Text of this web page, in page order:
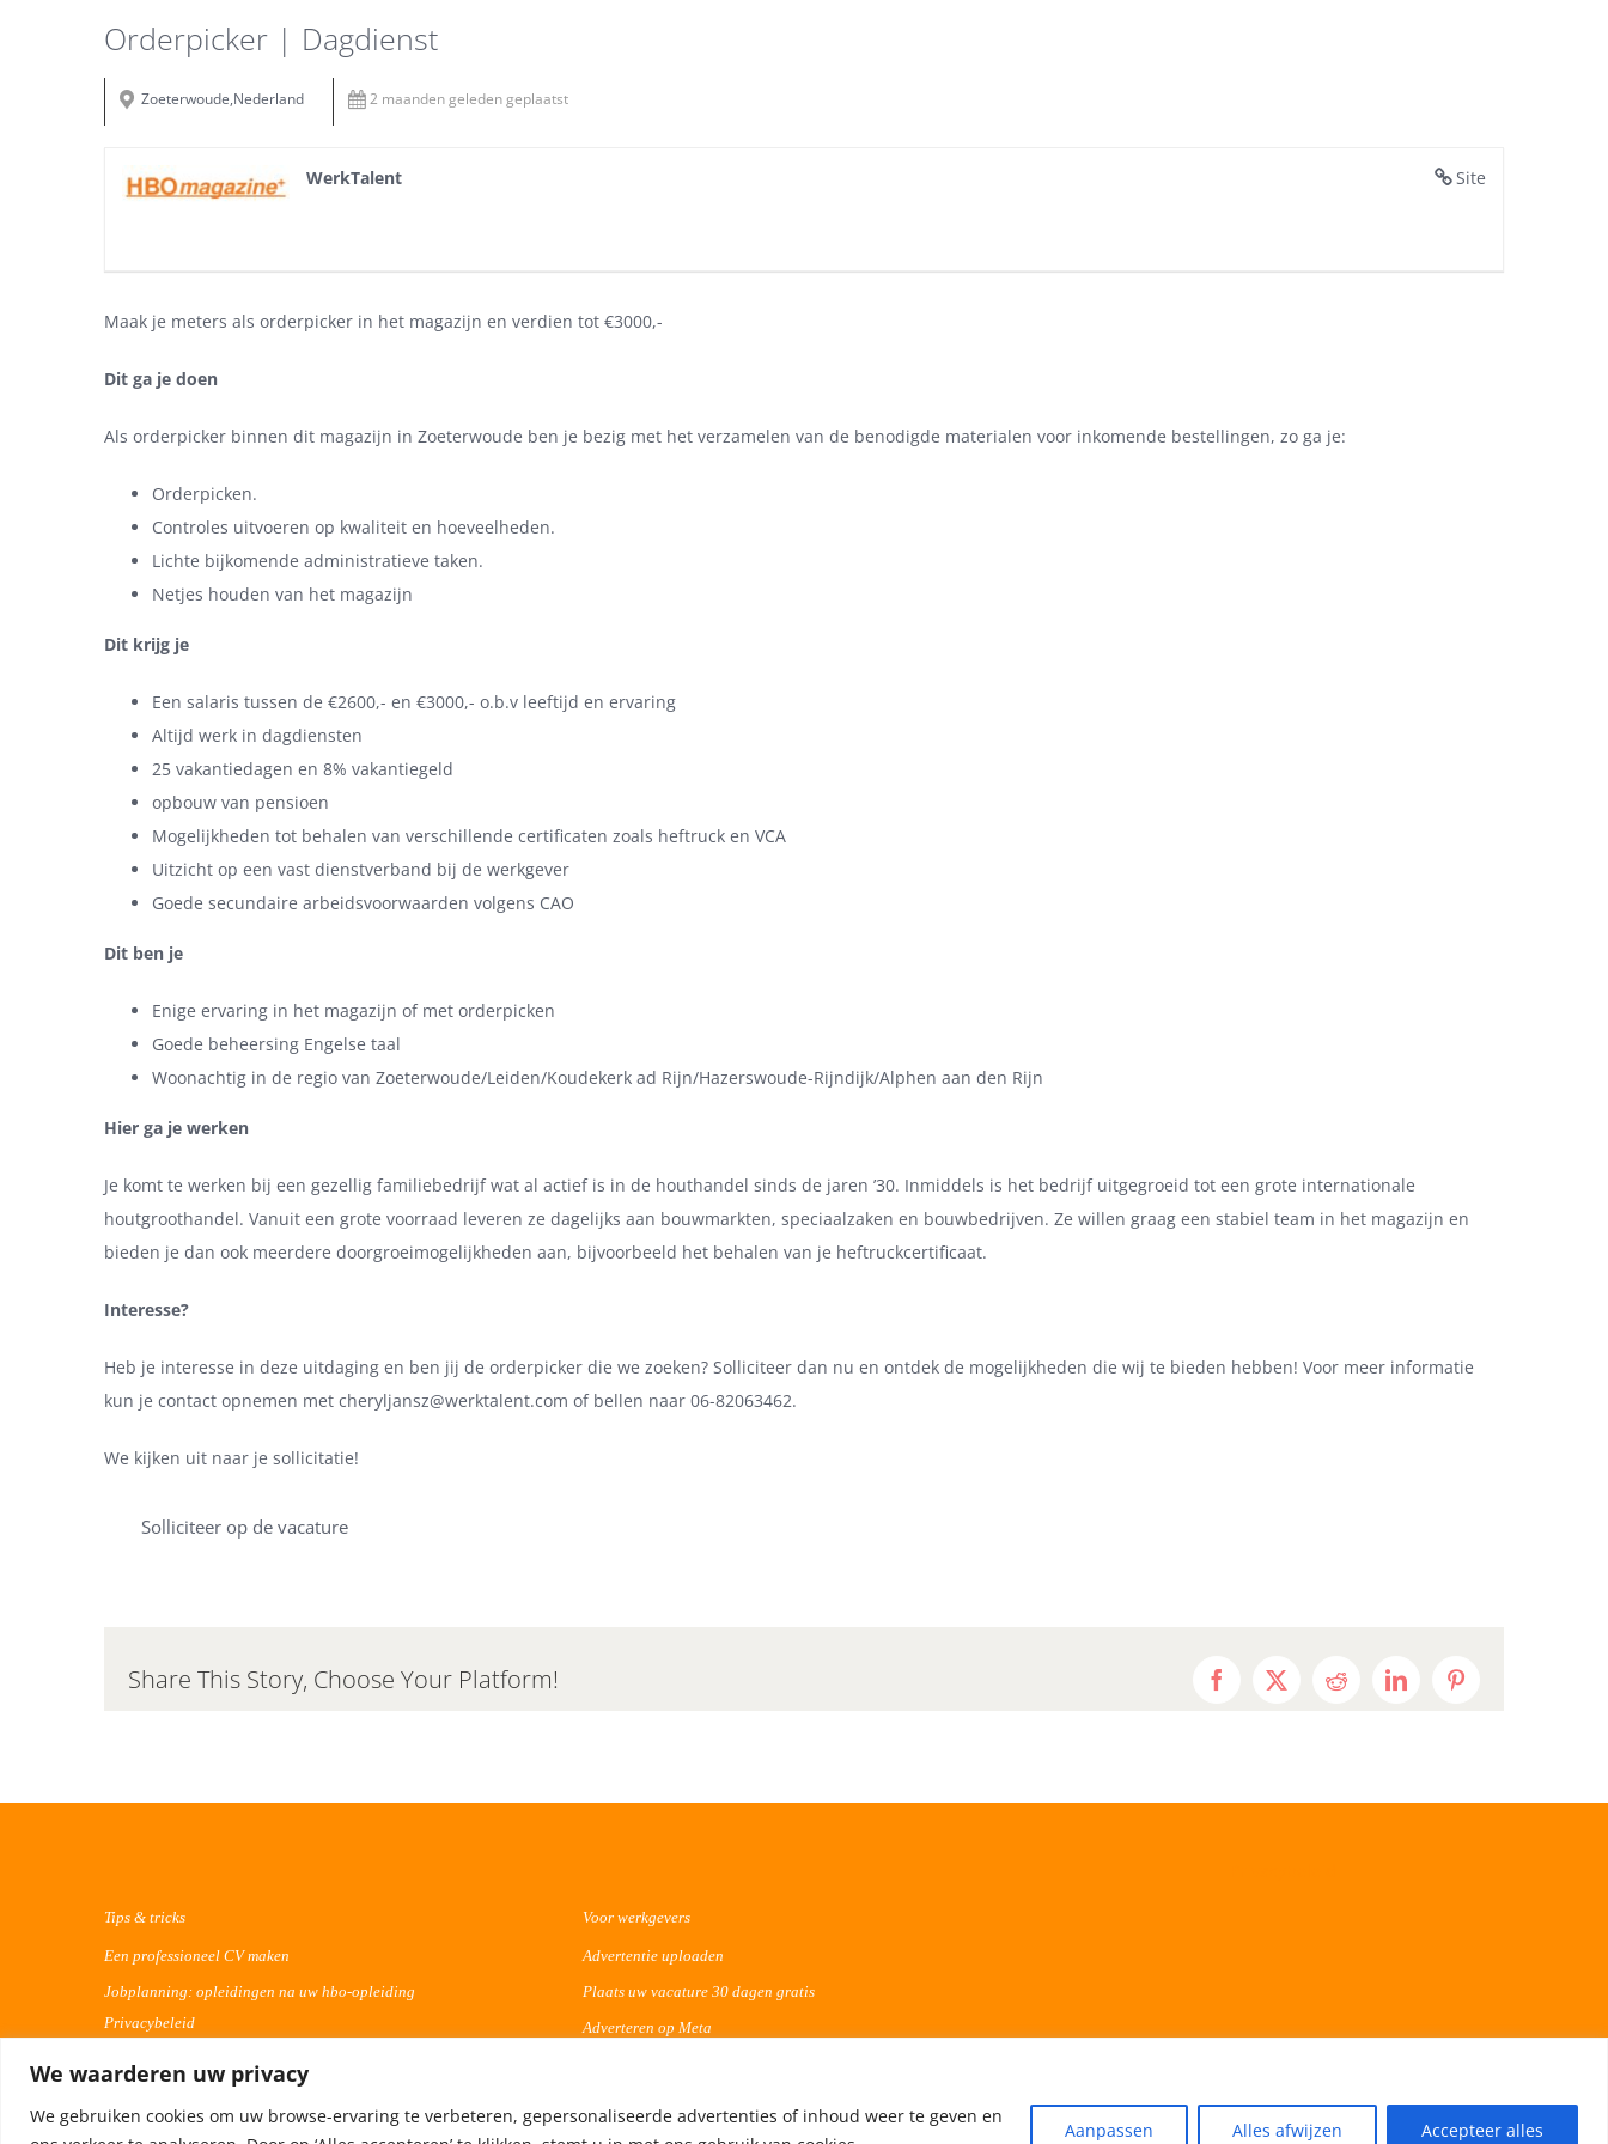
We waarderen uw privacy
We gebruiken cookies om uw browse-ervaring te verbeteren, gepersonaliseerde advertenties of inhoud weer te geven en
Aanpassen Alles afwijzen Accepteer alles
Orderpicker | Dagdienst
Zoeterwoude,Nederland 2 maanden geleden geplaatst
Site
WerkTalent
Maak je meters als orderpicker in het magazijn en verdien tot €3000,-
Dit ga je doen
Als orderpicker binnen dit magazijn in Zoeterwoude ben je bezig met het verzamelen van de benodigde materialen voor inkomende bestellingen, zo ga je:
Orderpicken.
Controles uitvoeren op kwaliteit en hoeveelheden.
Lichte bijkomende administratieve taken.
Netjes houden van het magazijn
Dit krijg je
Een salaris tussen de €2600,- en €3000,- o.b.v leeftijd en ervaring
Altijd werk in dagdiensten
25 vakantiedagen en 8% vakantiegeld
opbouw van pensioen
Mogelijkheden tot behalen van verschillende certificaten zoals heftruck en VCA
Uitzicht op een vast dienstverband bij de werkgever
Goede secundaire arbeidsvoorwaarden volgens CAO
Dit ben je
Enige ervaring in het magazijn of met orderpicken
Goede beheersing Engelse taal
Woonachtig in de regio van Zoeterwoude/Leiden/Koudekerk ad Rijn/Hazerswoude-Rijndijk/Alphen aan den Rijn
Hier ga je werken
Je komt te werken bij een gezellig familiebedrijf wat al actief is in de houthandel sinds de jaren ’30. Inmiddels is het bedrijf uitgegroeid tot een grote internationale
houtgroothandel. Vanuit een grote voorraad leveren ze dagelijks aan bouwmarkten, speciaalzaken en bouwbedrijven. Ze willen graag een stabiel team in het magazijn en
bieden je dan ook meerdere doorgroeimogelijkheden aan, bijvoorbeeld het behalen van je heftruckcertificaat.
Interesse?
Heb je interesse in deze uitdaging en ben jij de orderpicker die we zoeken? Solliciteer dan nu en ontdek de mogelijkheden die wij te bieden hebben! Voor meer informatie
kun je contact opnemen met cheryljansz@werktalent.com of bellen naar 06-82063462.
We kijken uit naar je sollicitatie!
Solliciteer op de vacature
Share This Story, Choose Your Platform! Facebook
X RedditLinkedInPinterest
Tips & tricks
Een professioneel CV maken
Jobplanning: opleidingen na uw hbo-opleiding
Privacybeleid
Voor werkgevers
Advertentie uploaden
Plaats uw vacature 30 dagen gratis
Adverteren op Meta
© Copyright - 2026 | HBO magazine